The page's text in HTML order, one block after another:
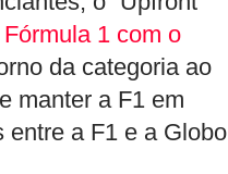
1 com o
da categoria ao
manter a F1 em
entre a F1 e a Globo